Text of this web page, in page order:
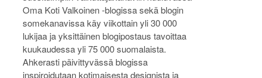
Oma Koti Valkoinen -blogissa sekä blogin
somekanavissa käy viikottain yli 30 000
lukijaa ja yksittäinen blogipostaus tavoittaa
kuukaudessa yli 75 000 suomalaista.
Ahkerasti päivittyvässä blogissa
inspiroidutaan kotimaisesta designista ja